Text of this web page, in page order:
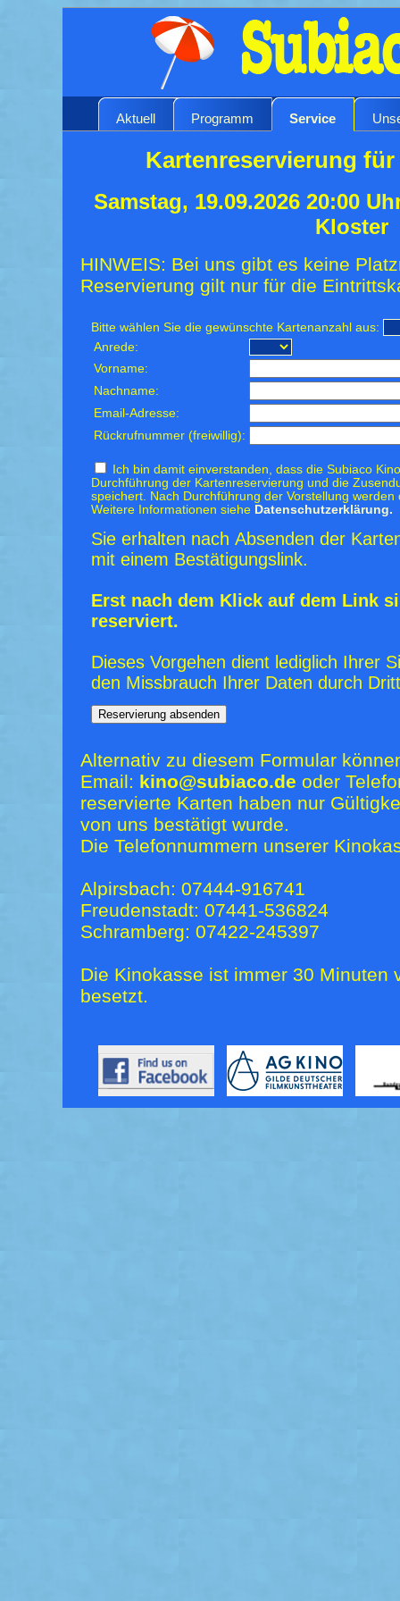
Aktuell Programm Service
Kartenreservierung
Samstag, 19.09.2026 20:00
Kloster
HINWEIS: Bei uns gibt es keine
Reservierung gilt nur für die
Bitte wählen Sie die gewünschte Kartenanzahl aus:
Anrede:
Vorname:
Nachname:
Email-Adresse:
Rückrufnummer (freiwillig):
Ich bin damit einverstanden, dass die Subiaco
Durchführung der Kartenreservierung und die
speichert. Nach Durchführung der Vorstellung
Weitere Informationen siehe Datenschutzerklärung.
Sie erhalten nach Absenden der
mit einem Bestätigungslink.
Erst nach dem Klick auf dem Link
reserviert.
Dieses Vorgehen dient lediglich Ihrer
den Missbrauch Ihrer Daten durch
Alternativ zu diesem Formular
Email: kino@subiaco.de oder
reservierte Karten haben nur
von uns bestätigt wurde.
Die Telefonnummern unserer
Alpirsbach: 07444-916741
Freudenstadt: 07441-536824
Schramberg: 07422-245397
Die Kinokasse ist immer 30 Minuten
besetzt.